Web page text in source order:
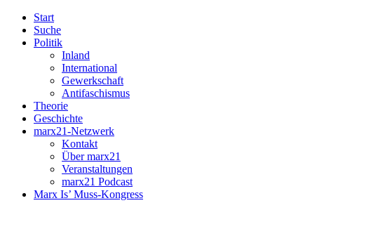
Start
Suche
Politik
Inland
International
Gewerkschaft
Antifaschismus
Theorie
Geschichte
marx21-Netzwerk
Kontakt
Über marx21
Veranstaltungen
marx21 Podcast
Marx Is’ Muss-Kongress